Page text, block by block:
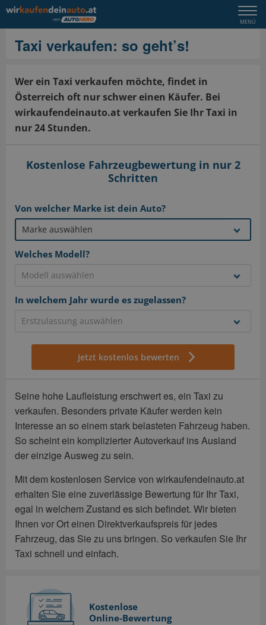
MENÜ
Taxi verkaufen: so geht’s!
Wer ein Taxi verkaufen möchte, findet in
Österreich oft nur schwer einen Käufer. Bei
wirkaufendeinauto.at verkaufen Sie Ihr Taxi in
nur 24 Stunden.
Kostenlose Fahrzeugbewertung in nur 2
Schritten
Von welcher Marke ist dein Auto?
Welches Modell?
In welchem Jahr wurde es zugelassen?
Jetzt kostenlos bewerten
Seine hohe Laufleistung erschwert es, ein Taxi zu
verkaufen. Besonders private Käufer werden kein
Interesse an so einem stark belasteten Fahrzeug haben.
So scheint ein komplizierter Autoverkauf ins Ausland
der einzige Ausweg zu sein.
Mit dem kostenlosen Service von wirkaufendeinauto.at
erhalten Sie eine zuverlässige Bewertung für Ihr Taxi,
egal in welchem Zustand es sich befindet. Wir bieten
Ihnen vor Ort einen Direktverkaufspreis für jedes
Fahrzeug, das Sie zu uns bringen. So verkaufen Sie Ihr
Taxi schnell und einfach.
Kostenlose
Online-Bewertung